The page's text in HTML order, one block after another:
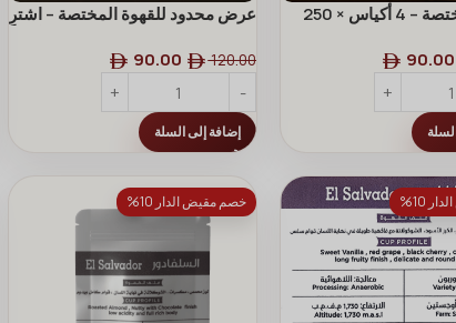
القهوة المختصة – 4 أكياس × 250
90.00
عرض محدود للقهوة المختصة – اشترِ
120.00
90.00
إضافة إلى السلة
10% خصم مقيض الدار 10%